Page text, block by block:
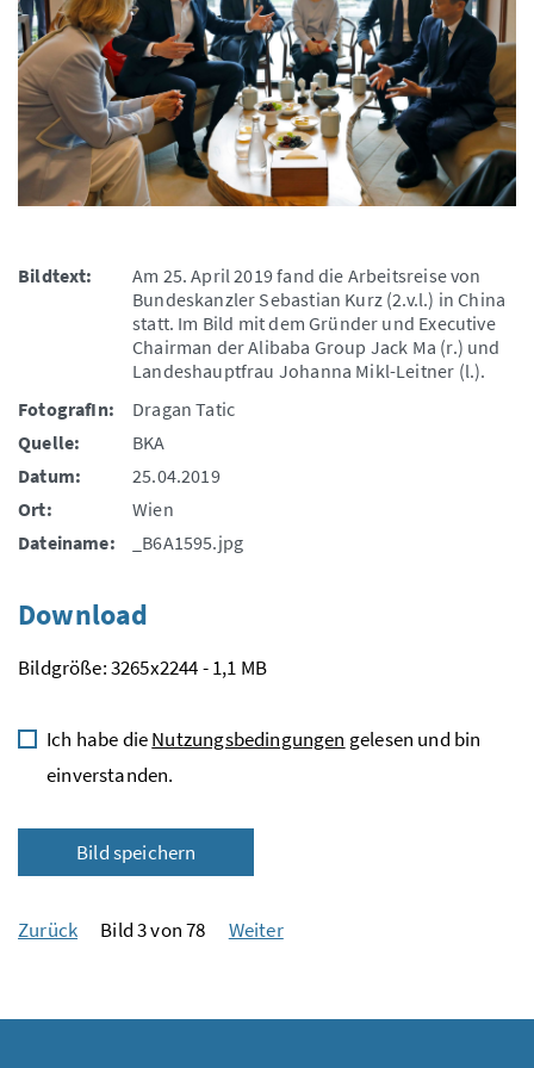
Bildtext:
Am 25. April 2019 fand die Arbeitsreise von
Bundeskanzler Sebastian Kurz (2.v.l.) in China
statt. Im Bild mit dem Gründer und Executive
Chairman der Alibaba Group Jack Ma (r.) und
Landeshauptfrau Johanna Mikl-Leitner (l.).
FotografIn:
Dragan Tatic
Quelle:
BKA
Datum:
25.04.2019
Ort:
Wien
Dateiname:
_B6A1595.jpg
Download
Bildgröße: 3265x2244 - 1,1 MB
Ich habe dieNutzungsbedingungen gelesen und bin
einverstanden.
Bild speichern
Zurück Bild 3 von 78 Weiter